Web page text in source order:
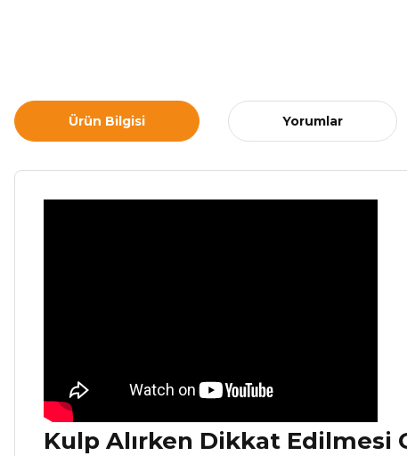
Ürün Bilgisi Yorumlar
Kulp Alırken Dikkat Edilmesi